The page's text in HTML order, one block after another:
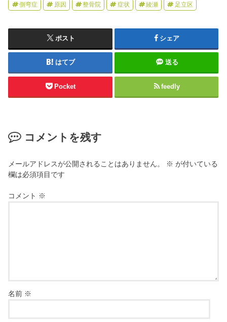
側弯症 原因 整骨院 症状 綾瀬 足立区
ポスト シェア
はてブ 送る
Pocket feedly
コメントを残す
メールアドレスが公開されることはありません。 ※ が付いている
欄は必須項目です
コメント ※
名前 ※